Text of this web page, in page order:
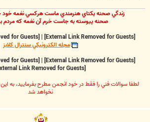
زندگي صحنه يکتاي هنرمندي ماست هرکسي نغمه خود
صحنه پيوسته به جاست خرم آن نغمه که مردم
[External Link Removed for Guests]
|
[External Link Removed for Guests]
مجله الکترونيکي سنترال کلابز
[External Link Removed for Guests]
|
[External Link Removed for Guests]
[External Link Removed for Guests]
نخواهد شد